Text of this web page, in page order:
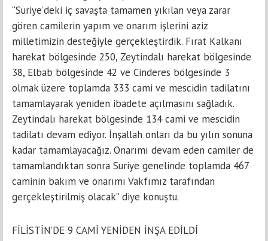
“Suriye’deki iç savaşta tamamen yıkılan veya zarar
gören camilerin yapım ve onarım işlerini aziz
milletimizin desteğiyle gerçekleştirdik. Fırat Kalkanı
harekat bölgesinde 250, Zeytindalı harekat bölgesinde
38, Elbab bölgesinde 42 ve Cinderes bölgesinde 3
olmak üzere toplamda 333 cami ve mescidin tadilatını
tamamlayarak yeniden ibadete açılmasını sağladık.
Zeytindalı harekat bölgesinde 134 cami ve mescidin
tadilatı devam ediyor. İnşallah onları da bu yılın sonuna
kadar tamamlayacağız. Onarımı devam eden camiler de
tamamlandıktan sonra Suriye genelinde toplamda 467
caminin bakım ve onarımı Vakfımız tarafından
gerçekleştirilmiş olacak” diye konuştu.
FİLİSTİN’DE 9 CAMİ YENİDEN İNŞA EDİLDİ